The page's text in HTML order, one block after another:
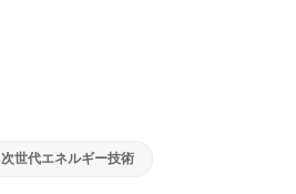
次世代エネルギー技術